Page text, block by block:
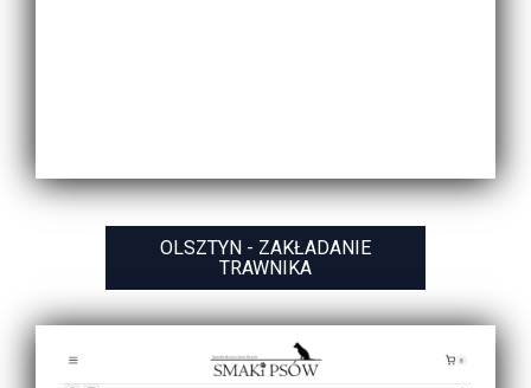
OLSZTYN - ZAKŁADANIE
TRAWNIKA